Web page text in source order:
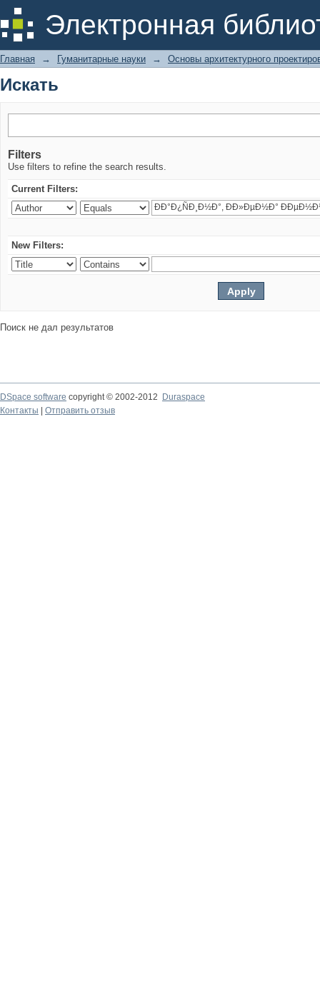
Электронная
Искать
Главная → Гуманитарные науки → Основы архитектурного
Искать
Filters
Use filters to refine the search results.
Current Filters:
New Filters:
Поиск не дал результатов
DSpace software copyright © 2002-2012
Duraspace
Контакты
Отправить отзыв